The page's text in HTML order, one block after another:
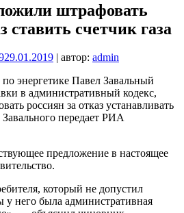
штрафовать
ставить счетчик газа
29.01.2019 | автор: admin
энергетике Павел Завальный
в административный кодекс,
россиян за отказ устанавливать
передает РИА
предложение в настоящее
который не допустил
у него была административная